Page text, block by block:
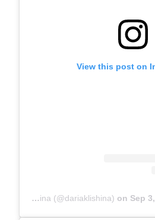
View this post on
A post shared by The official Darya Klishina (@dariaklishina) on Sep